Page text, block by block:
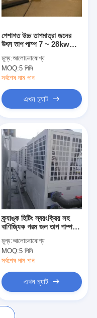
পেশাগত উচ্চ তাপমাত্রা জলের
উৎস তাপ পাম্প 7 ~ 28kw
মূল্য:আলোচনাযোগ্য
MOQ:5 পিসি
সর্বশেষ দাম পান
এখন চ্যাট
ক্র্যাঙ্ক হিটিং স্বয়ংক্রিয় সহ
বাণিজ্যিক গরম জল তাপ পাম্প
মূল্য:আলোচনাযোগ্য
MOQ:5 পিসি
সর্বশেষ দাম পান
এখন চ্যাট